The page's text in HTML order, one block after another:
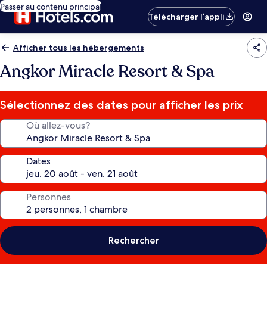
Passer au contenu principal
Télécharger l’appli
Afficher tous les hébergements
Angkor Miracle Resort & Spa
Sélectionnez des dates pour afficher les prix
Où allez-vous?
Dates
Personnes
Rechercher